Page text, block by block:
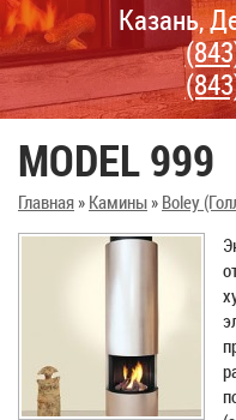
Казань,
MODEL 999
Главная» Камины» Boley